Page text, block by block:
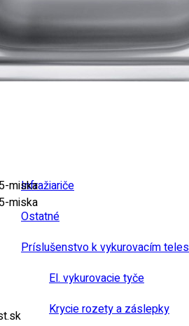
Zápustné doplnky
Zápustné police
Infražiariče
Ostatné
Príslušenstvo k vykurovacím
El. vykurovacie tyče
Krycie rozety a záslepky